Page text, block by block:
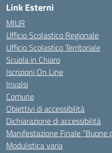
Link Esterni
MIUR
Ufficio Scolastico Regionale
Ufficio Scolastico Territoriale
Scuola in Chiaro
Iscrizioni On Line
Invalsi
Comune
Obiettivi di accessibilità
Dichiarazione di accessibilità
Manifestazione Finale “Buone
Modulistica varia